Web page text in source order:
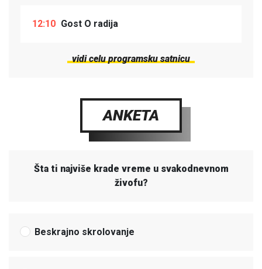
12:10 Gost O radija
vidi celu programsku satnicu
ANKETA
Šta ti najviše krade vreme u svakodnevnom
živofu?
Beskrajno skrolovanje